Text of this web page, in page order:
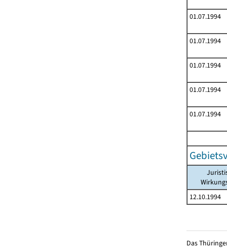
01.07.1994
01.07.1994
01.07.1994
01.07.1994
01.07.1994
12.10.1994
Das